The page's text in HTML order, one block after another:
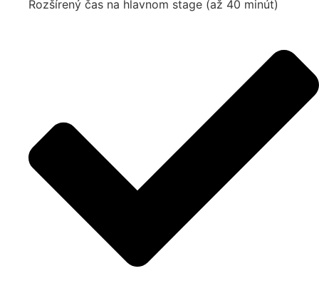
Rozšírený čas na hlavnom stage (až 40 minút)